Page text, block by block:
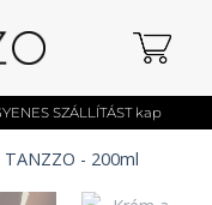
SZÁLLÍTÁST kap